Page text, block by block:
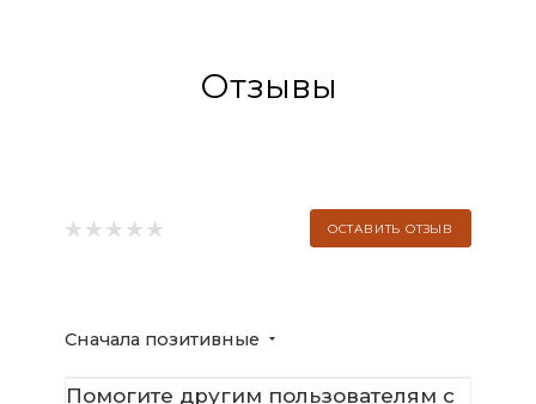
Отзывы
ОСТАВИТЬ ОТЗЫВ
Сначала позитивные
Помогите другим пользователям с